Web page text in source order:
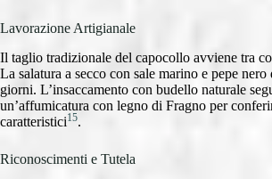
Lavorazione Artigianale
Il taglio tradizionale del capocollo avviene tra
La salatura a secco con sale marino e pepe
giorni. L’insaccamento con budello naturale
un’affumicatura con legno di Fragno per
caratteristici15.
Riconoscimenti e Tutela